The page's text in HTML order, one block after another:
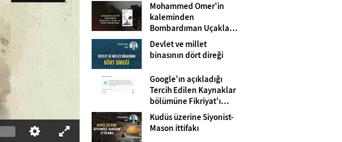
Mohammed Omer'in
kaleminden
Bombardıman Uçakları
ve Tanklar Arasında
Gazze
Devlet ve millet
binasının dört direği
Google'ın açıkladığı
Tercih Edilen Kaynaklar
bölümüne Fikriyat'ı
eklemeyi unutmayın!
Kudüs üzerine Siyonist-
Mason ittifakı